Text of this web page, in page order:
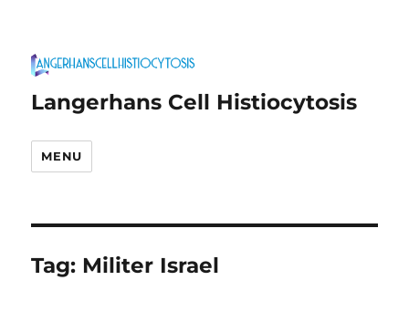
Langerhans Cell Histiocytosis
MENU
Tag: Militer Israel